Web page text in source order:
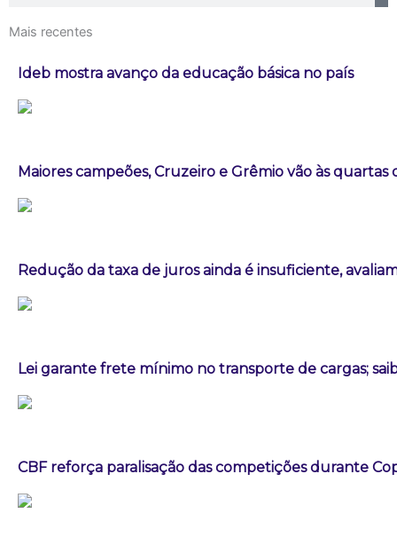
Mais recentes
Ideb mostra avanço da educação básica no país
Maiores campeões, Cruzeiro e Grêmio vão às quartas
Redução da taxa de juros ainda é insuficiente,
Lei garante frete mínimo no transporte de cargas;
CBF reforça paralisação das competições durante